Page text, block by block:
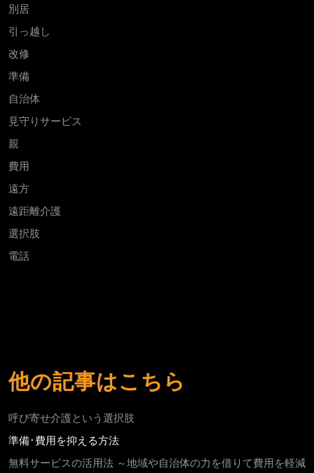
別居
引っ越し
改修
準備
自治体
見守りサービス
親
費用
遠方
遠距離介護
選択肢
電話
他の記事はこちら
呼び寄せ介護という選択肢
準備･費用を抑える方法
無料サービスの活用法 ～地域や自治体の力を借りて費用を軽減